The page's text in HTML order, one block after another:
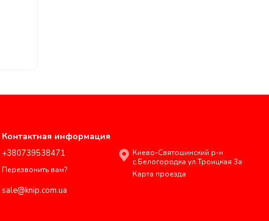
Контактная информация
+380739538471
Перезвонить вам?
sale@knip.com.ua
Киево-Святошинский р-н
с.Белогородка ул.Троицкая 3а
Карта проезда